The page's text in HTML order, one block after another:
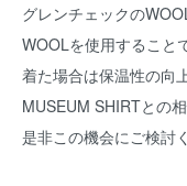
グレンチェックの
WOOLを使用すること
着た場合は保温性の向
MUSEUM SHIRTとの
是非この機会にご検討